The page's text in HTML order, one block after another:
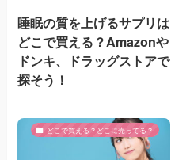
睡眠の質を上げるサプリは
どこで買える？Amazonや
ドンキ、ドラッグストアで
探そう！
どこで買える？どこに売ってる？